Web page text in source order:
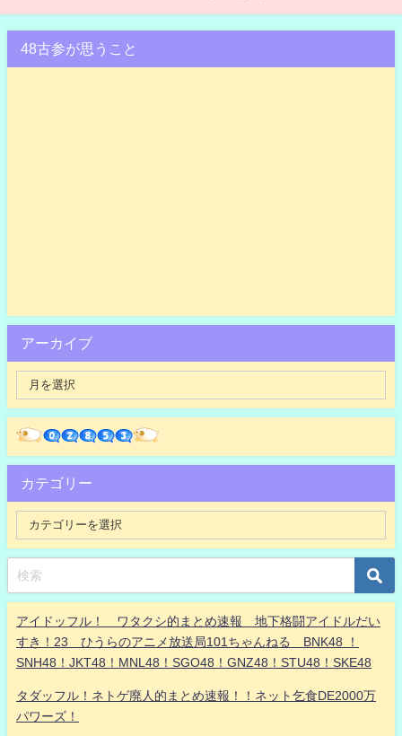
48古参が思うこと
アーカイブ
カテゴリー
アイドッフル！ ワタクシ的まとめ速報 地下格闘アイドルだい
すき！23 ひうらのアニメ放送局101ちゃんねる BNK48 ！
SNH48！JKT48！MNL48！SGO48！GNZ48！STU48！SKE48
タダッフル！ネトゲ廃人的まとめ速報！！ネット乞食DE2000万
パワーズ！